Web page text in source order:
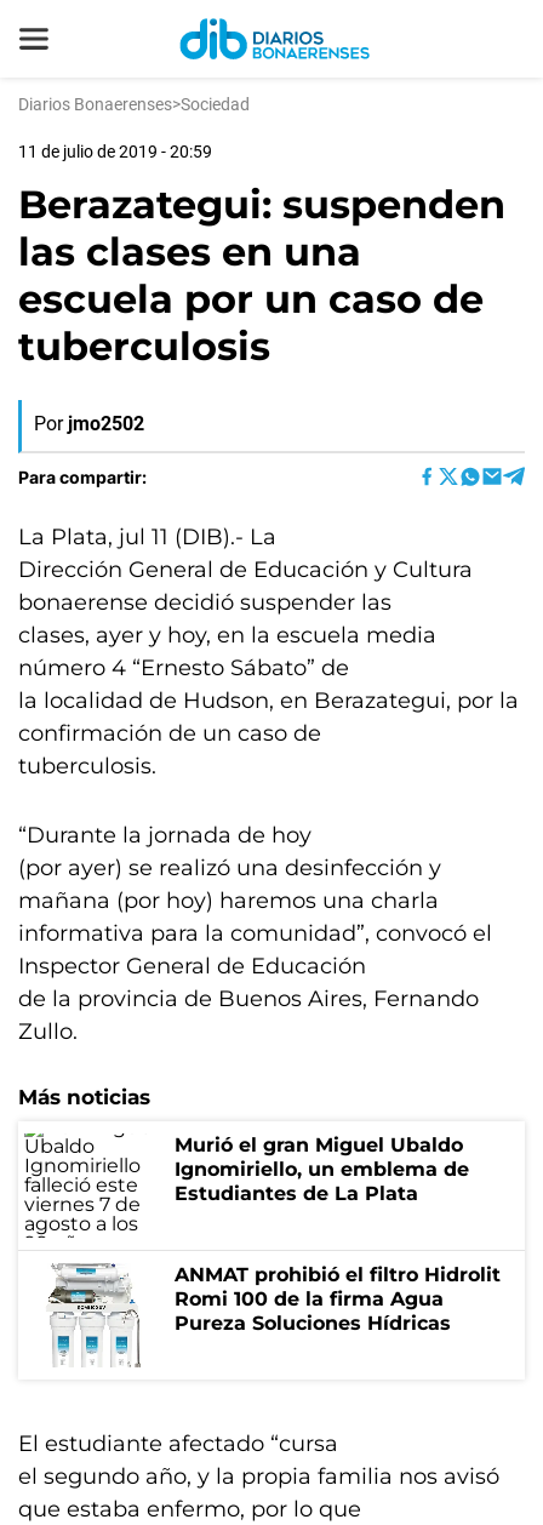
Diarios Bonaerenses>Sociedad
11 de julio de 2019 - 20:59
Berazategui: suspenden
las clases en una
escuela por un caso de
tuberculosis
Por jmo2502
Para compartir:
La Plata, jul 11 (DIB).- La
Dirección General de Educación y Cultura
bonaerense decidió suspender las
clases, ayer y hoy, en la escuela media
número 4 “Ernesto Sábato” de
la localidad de Hudson, en Berazategui, por la
confirmación de un caso de
tuberculosis.
“Durante la jornada de hoy
(por ayer) se realizó una desinfección y
mañana (por hoy) haremos una charla
informativa para la comunidad”, convocó el
Inspector General de Educación
de la provincia de Buenos Aires, Fernando
Zullo.
Más noticias
Murió el gran Miguel Ubaldo
Ignomiriello, un emblema de
Estudiantes de La Plata
ANMAT prohibió el filtro Hidrolit
Romi 100 de la firma Agua
Pureza Soluciones Hídricas
El estudiante afectado “cursa
el segundo año, y la propia familia nos avisó
que estaba enfermo, por lo que